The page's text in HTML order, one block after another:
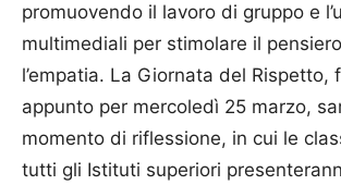
promuovendo il lavoro di gruppo e
multimediali per stimolare il
l’empatia. La Giornata del Rispetto,
appunto per mercoledì 25 marzo,
momento di riflessione, in cui le
tutti gli Istituti superiori